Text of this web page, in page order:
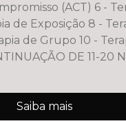
(ACT) 6 -
de Exposição 8 -
de Grupo 10 -
DE 11-20
Saiba mais